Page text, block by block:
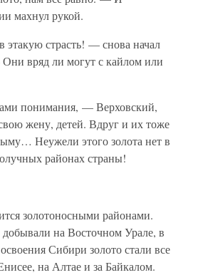
махнул рукой.
страсть! — снова начал
вряд ли могут с кайлом или
понимания, — Верховский,
жену, детей. Вдруг и их тоже
Неужели этого золота нет в
районах страны!
золотоносными районами.
на Восточном Урале, в
Сибири золото стали все
на Алтае и за Байкалом.